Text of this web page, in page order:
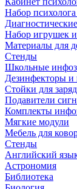
Набор
Набор игрушек
Материалы для
Стенды
Школьные
Дезинфекторы и
Стойки для
Подавители
Комплекты
Мягкие модули
Мебель для
Стенды
Английский
Астрономия
Библиотека